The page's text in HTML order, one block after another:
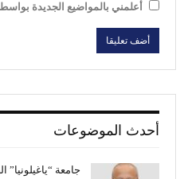
أعلمني بالمواضيع الجديدة
أحدث الموضوعات
جامعة “ياغيلونيا”